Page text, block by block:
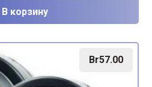
В корзину
Br57.00